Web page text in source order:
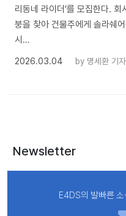
리동네 라이더’를 모집한다.
붕을 찾아 건물주에게 솔라쉐
시…
2026.03.04
by 명세환 기자
Newsletter
E4DS의 발빠른